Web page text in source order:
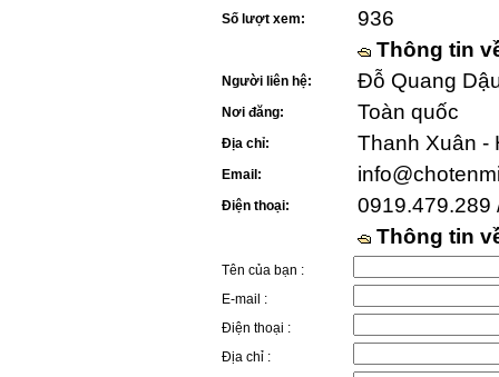
Số lượt xem:
936
Thông tin
Người liên hệ: Đỗ Quang
Nơi đăng: Toàn quốc
Địa chỉ: Thanh Xuân -
Email:
Điện thoại:
0919.479.289
Thông tin
Tên của bạn :
E-mail :
Điện thoại :
Địa chỉ :